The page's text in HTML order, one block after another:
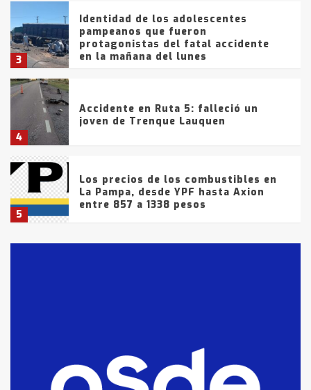
3
Identidad de los adolescentes
pampeanos que fueron
protagonistas del fatal accidente
en la mañana del lunes
4
Accidente en Ruta 5: falleció un
joven de Trenque Lauquen
5
Los precios de los combustibles en
La Pampa, desde YPF hasta Axion
entre 857 a 1338 pesos
fueron detenidos por
comercialización de drogas en la
tarde del sábado